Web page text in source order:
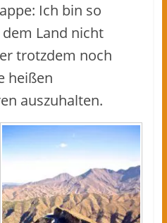
Ich bin so
Land nicht
trotzdem noch
heißen
auszuhalten.